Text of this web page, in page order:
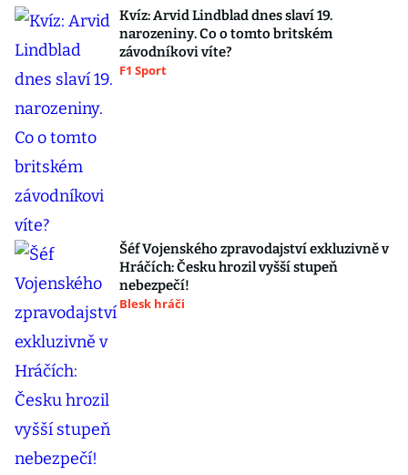
Kvíz: Arvid Lindblad dnes slaví 19.
narozeniny. Co o tomto britském
závodníkovi víte?
F1 Sport
Šéf Vojenského zpravodajství exkluzivně v
Hráčích: Česku hrozil vyšší stupeň
nebezpečí!
Blesk hráči